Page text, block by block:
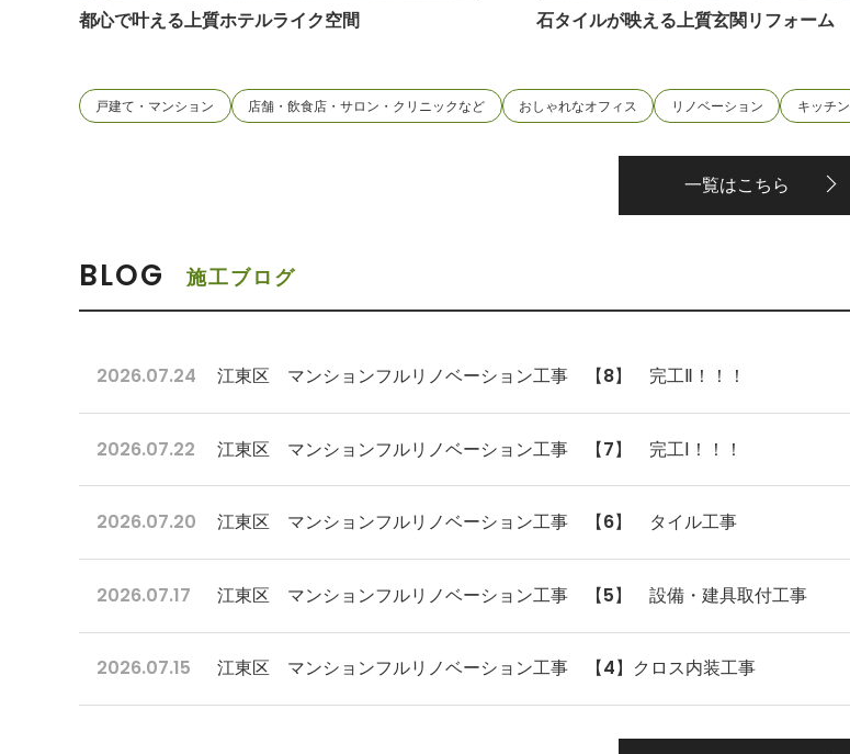
都心で叶える上質ホテルライク空間 石タイルが映える上質玄関リフォーム
戸建て・マンション 店舗・飲食店・サロン・クリニックなど おしゃれなオフィス リノベーション キッチン
一覧はこちら
BLOG 施工ブログ
2026.07.24 江東区 マンションフルリノベーション工事 【8】 完工Ⅱ！！！
2026.07.22 江東区 マンションフルリノベーション工事 【7】 完工Ⅰ！！！
2026.07.20 江東区 マンションフルリノベーション工事 【6】 タイル工事
2026.07.17 江東区 マンションフルリノベーション工事 【5】 設備・建具取付工事
2026.07.15 江東区 マンションフルリノベーション工事 【4】クロス内装工事